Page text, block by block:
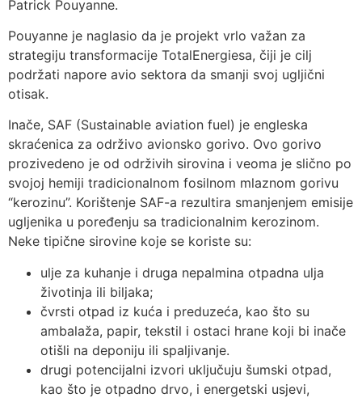
Patrick Pouyanne.
Pouyanne je naglasio da je projekt vrlo važan za
strategiju transformacije TotalEnergiesa, čiji je cilj
podržati napore avio sektora da smanji svoj ugljični
otisak.
Inače, SAF (Sustainable aviation fuel) je engleska
skraćenica za održivo avionsko gorivo. Ovo gorivo
prozivedeno je od održivih sirovina i veoma je slično po
svojoj hemiji tradicionalnom fosilnom mlaznom gorivu
“kerozinu”. Korištenje SAF-a rezultira smanjenjem emisije
ugljenika u poređenju sa tradicionalnim kerozinom.
Neke tipične sirovine koje se koriste su:
ulje za kuhanje i druga nepalmina otpadna ulja
životinja ili biljaka;
čvrsti otpad iz kuća i preduzeća, kao što su
ambalaža, papir, tekstil i ostaci hrane koji bi inače
otišli ​​na deponiju ili spaljivanje.
drugi potencijalni izvori uključuju šumski otpad,
kao što je otpadno drvo, i energetski usjevi,